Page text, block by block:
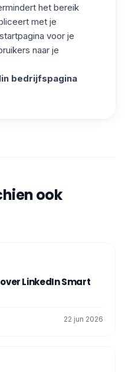
het bereik
met je
voor je
naar je
bedrijfspagina
ook
LinkedIn Smart
22 jun 2026